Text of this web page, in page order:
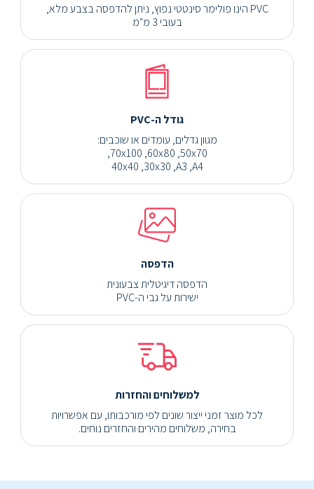
PVC הינו פולימר סינטטי נפוץ, ניתן להדפסה בצבע מלא,
בעובי 3 מ"מ
גודל ה-PVC
מגוון גדלים, עומדים או שוכבים:
70x100 ,60x80 ,50x70,
40x40 ,30x30 ,A3 ,A4
הדפסה
הדפסה דיגיטלית צבעונית
ישירות על גבי ה-PVC
למשלוחים והחזרות
לכל מוצר זמני ייצור שונים לפי מורכבותו, עם אפשרויות
בחירה, משלוחים מהירים והחזרים נוחים.